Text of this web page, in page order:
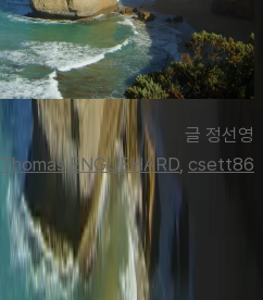
글 정선영
Thomas ENGUEHARD csett86